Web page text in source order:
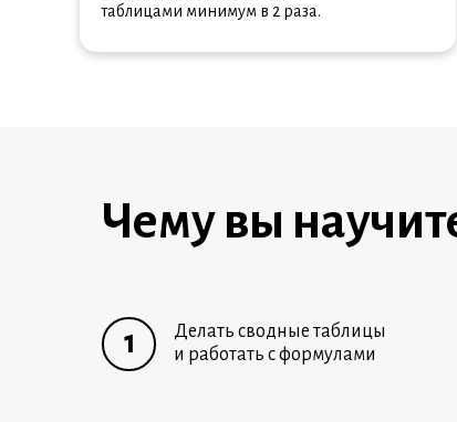
таблицами минимум в 2 раза.
Чему вы
Делать сводные таблицы
и работать с формулами
1